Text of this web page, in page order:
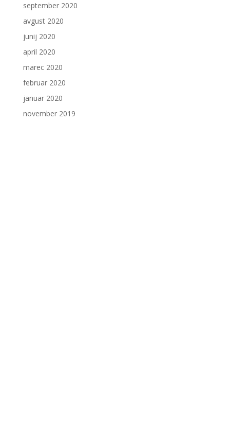
september 2020
avgust 2020
junij 2020
april 2020
marec 2020
februar 2020
januar 2020
november 2019